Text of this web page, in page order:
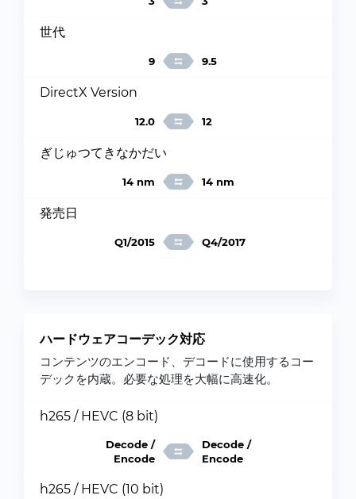
世代
9 9.5
DirectX Version
12.0 12
ぎじゅつてきなかだい
14 nm 14 nm
発売日
Q1/2015 Q4/2017
ハードウェアコーデック対応
コンテンツのエンコード、デコードに使用するコー
デックを内蔵。必要な処理を大幅に高速化。
h265 / HEVC (8 bit)
Decode /
Encode
Decode /
Encode
h265 / HEVC (10 bit)